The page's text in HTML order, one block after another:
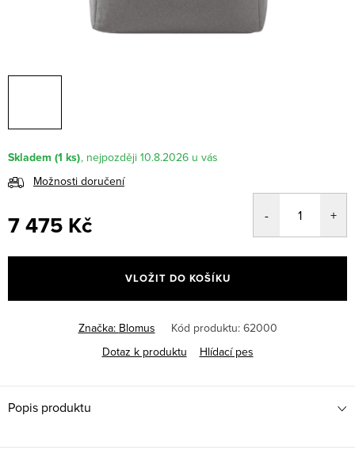
Skladem (1 ks)
10.8.2026
Možnosti doručení
7 475 Kč
cena:
VLOŽIT DO KOŠÍKU
Značka: Blomus Kód produktu: 62000
Dotaz k produktu
Hlídací pes
Popis produktu